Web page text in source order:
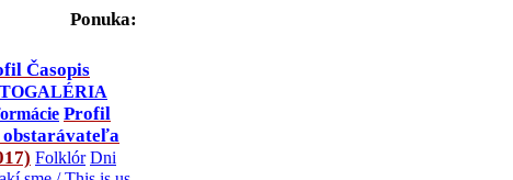
Ponuka:
Časopis
Profil
obstarávateľa
Folklór Dni